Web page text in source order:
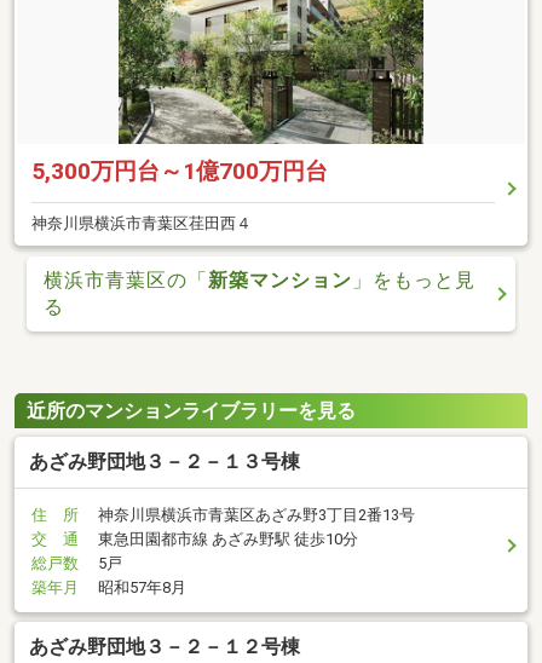
5,300万円台～1億700万円台
神奈川県横浜市青葉区荏田西４
横浜市青葉区の「新築マンション 」をもっと見
る
近所のマンションライブラリーを見る
あざみ野団地３－２－１３号棟
住 所
神奈川県横浜市青葉区あざみ野3丁目2番13号
交 通
東急田園都市線 あざみ野駅 徒歩10分
総戸数
5戸
築年月
昭和57年8月
あざみ野団地３－２－１２号棟